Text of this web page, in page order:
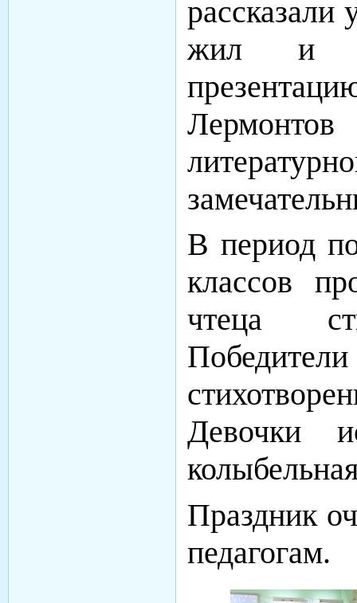
рассказали
жил и
В период
классов
чтеца
Девочки
Праздник
педагогам.